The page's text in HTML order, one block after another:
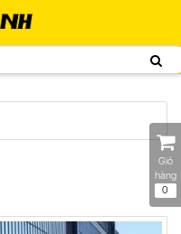
Giỏ
hàng
0